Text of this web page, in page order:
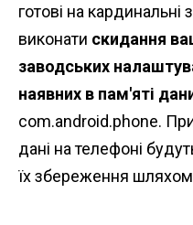
готові на
виконати скидання
заводських
наявних в пам'яті
com.android.phone.
дані на телефоні
їх збереження шляхом